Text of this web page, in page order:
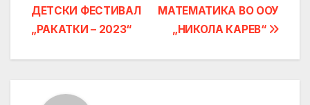
МАТЕМАТИКА ВО ООУ
„НИКОЛА КАРЕВ“
ДЕТСКИ ФЕСТИВАЛ
„РАКАТКИ – 2023“